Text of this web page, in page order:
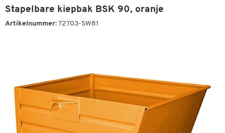
Stapelbare kiepbak BSK 90, oranje
Artikelnummer: 72703-SW81